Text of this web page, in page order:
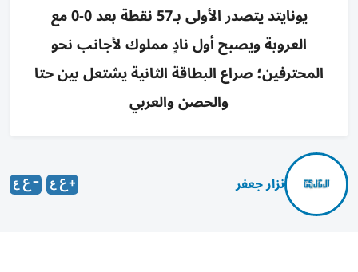
يونايتد يتصدر الأولى بـ57 نقطة بعد 0-0 مع
العروبة ويصبح أول نادٍ مملوك لأجانب نحو
المحترفين؛ صراع البطاقة الثانية يشتعل بين حتا
والحصن والعربي
نزار جعفر